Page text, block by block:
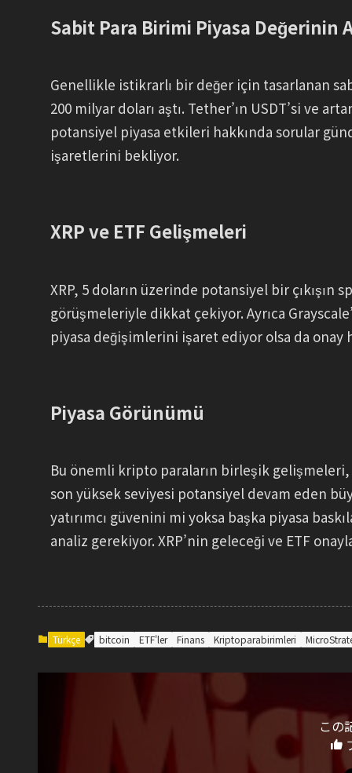
Sabit Para Birimi Piyasa Değerinin
Genellikle istikrarlı bir değer için tasarlanan
200 milyar doları aştı. Tether’ın USDT’si ve
potansiyel piyasa etkileri hakkında sorular
işaretlerini bekliyor.
XRP ve ETF Gelişmeleri
XRP, 5 doların üzerinde potansiyel bir
görüşmeleriyle dikkat çekiyor. Ayrıca
piyasa değişimlerini işaret ediyor olsa da
Piyasa Görünümü
Bu önemli kripto paraların birleşik
son yüksek seviyesi potansiyel devam eden
yatırımcı güvenini mi yoksa başka piyasa
analiz gerekiyor. XRP’nin geleceği ve ETF
Türkçe bitcoin ETF'ler Finans Kriptoparabirimleri
この